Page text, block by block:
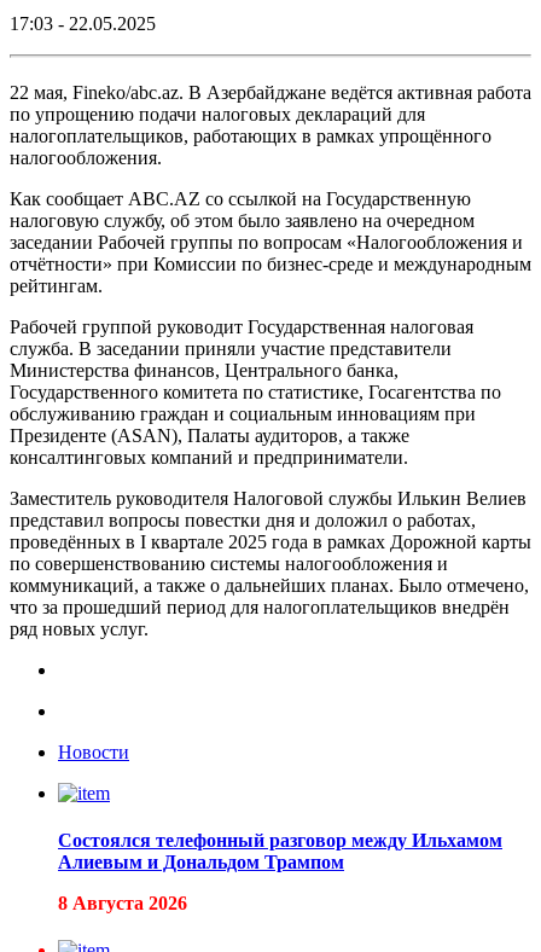
17:03 - 22.05.2025
22 мая, Fineko/abc.az. В Азербайджане ведётся активная работа
по упрощению подачи налоговых деклараций для
налогоплательщиков, работающих в рамках упрощённого
налогообложения.
Как сообщает ABC.AZ со ссылкой на Государственную
налоговую службу, об этом было заявлено на очередном
заседании Рабочей группы по вопросам «Налогообложения и
отчётности» при Комиссии по бизнес-среде и международным
рейтингам.
Рабочей группой руководит Государственная налоговая
служба. В заседании приняли участие представители
Министерства финансов, Центрального банка,
Государственного комитета по статистике, Госагентства по
обслуживанию граждан и социальным инновациям при
Президенте (ASAN), Палаты аудиторов, а также
консалтинговых компаний и предприниматели.
Заместитель руководителя Налоговой службы Илькин Велиев
представил вопросы повестки дня и доложил о работах,
проведённых в I квартале 2025 года в рамках Дорожной карты
по совершенствованию системы налогообложения и
коммуникаций, а также о дальнейших планах. Было отмечено,
что за прошедший период для налогоплательщиков внедрён
ряд новых услуг.
Новости
Состоялся телефонный разговор между Ильхамом
Алиевым и Дональдом Трампом
8 Августа 2026